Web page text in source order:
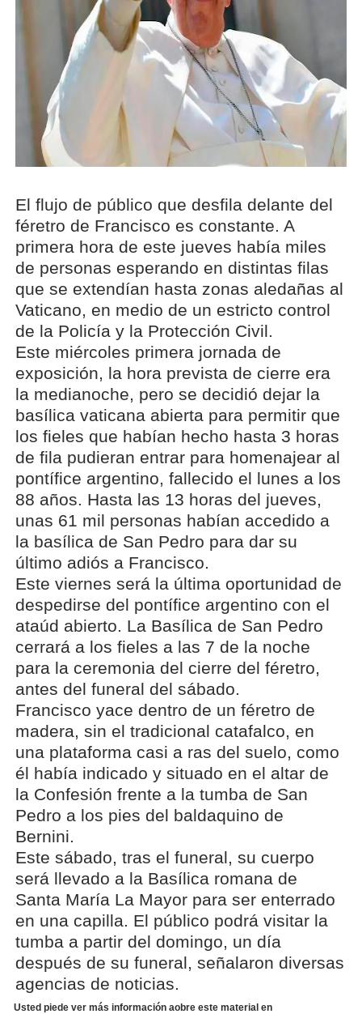
El flujo de público que desfila delante del
féretro de Francisco es constante. A
primera hora de este jueves había miles
de personas esperando en distintas filas
que se extendían hasta zonas aledañas al
Vaticano, en medio de un estricto control
de la Policía y la Protección Civil.
Este miércoles primera jornada de
exposición, la hora prevista de cierre era
la medianoche, pero se decidió dejar la
basílica vaticana abierta para permitir que
los fieles que habían hecho hasta 3 horas
de fila pudieran entrar para homenajear al
pontífice argentino, fallecido el lunes a los
88 años. Hasta las 13 horas del jueves,
unas 61 mil personas habían accedido a
la basílica de San Pedro para dar su
último adiós a Francisco.
Este viernes será la última oportunidad de
despedirse del pontífice argentino con el
ataúd abierto. La Basílica de San Pedro
cerrará a los fieles a las 7 de la noche
para la ceremonia del cierre del féretro,
antes del funeral del sábado.
Francisco yace dentro de un féretro de
madera, sin el tradicional catafalco, en
una plataforma casi a ras del suelo, como
él había indicado y situado en el altar de
la Confesión frente a la tumba de San
Pedro a los pies del baldaquino de
Bernini.
Este sábado, tras el funeral, su cuerpo
será llevado a la Basílica romana de
Santa María La Mayor para ser enterrado
en una capilla. El público podrá visitar la
tumba a partir del domingo, un día
después de su funeral, señalaron diversas
agencias de noticias.
Usted piede ver más información aobre este material en